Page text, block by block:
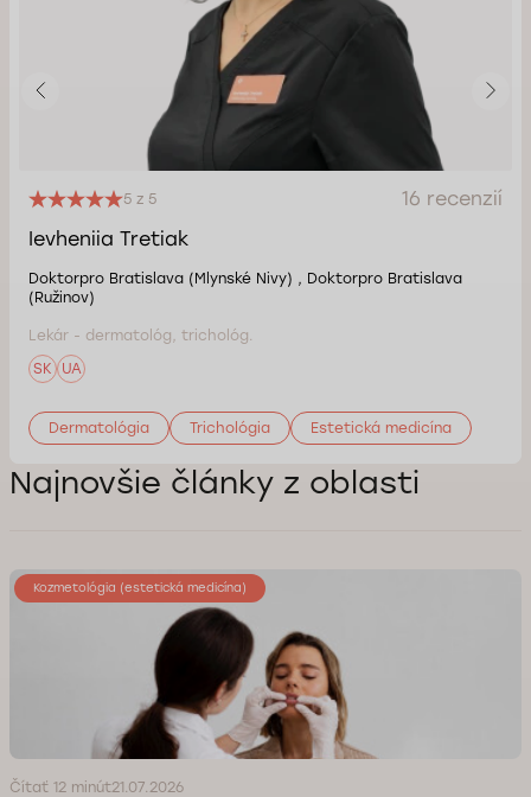
5 z 5
16 recenzií
Ievheniia Tretiak
Doktorpro Bratislava (Mlynské Nivy) , Doktorpro Bratislava
(Ružinov)
Lekár - dermatológ, trichológ.
SK
UA
Dermatológia Trichológia Estetická medicína
Najnovšie články z oblasti
Kozmetológia (estetická medicína)
Čítať 12 minút21.07.2026